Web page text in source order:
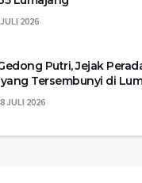
2026
Putri, Jejak
Tersembunyi di
JULI 2026